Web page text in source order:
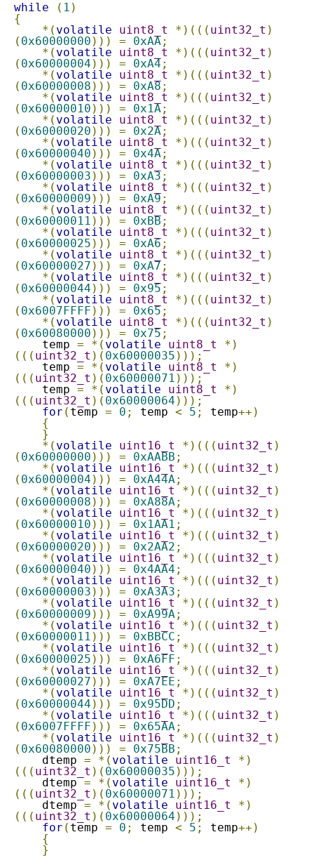
while ( 1 )
{
*( volatile uint8_t *)((( uint32_t )
( 0x60000000 ))) = 0xAA;
*( volatile uint8_t *)((( uint32_t )
( 0x60000004 ))) = 0xA4 ;
*( volatile uint8_t *)((( uint32_t )
( 0x60000008 ))) = 0xA8 ;
*( volatile uint8_t *)((( uint32_t )
( 0x60000010 ))) = 0x1A;
*( volatile uint8_t *)((( uint32_t )
( 0x60000020 ))) = 0x2A;
*( volatile uint8_t *)((( uint32_t )
( 0x60000040 ))) = 0x4A;
*( volatile uint8_t *)((( uint32_t )
( 0x60000003 ))) = 0xA3 ;
*( volatile uint8_t *)((( uint32_t )
( 0x60000009 ))) = 0xA9 ;
*( volatile uint8_t *)((( uint32_t )
( 0x60000011 ))) = 0xBB ;
*( volatile uint8_t *)((( uint32_t )
( 0x60000025 ))) = 0xA6 ;
*( volatile uint8_t *)((( uint32_t )
( 0x60000027 ))) = 0xA7 ;
*( volatile uint8_t *)((( uint32_t )
( 0x60000044 ))) = 0x95 ;
*( volatile uint8_t *)((( uint32_t )
( 0x6007FFFF ))) = 0x65 ;
*( volatile uint8_t *)((( uint32_t )
( 0x60080000 ))) = 0x75 ;
    temp
= *( volatile uint8_t
*)
((( uint32_t )( 0x60000035 )));
    temp
= *( volatile uint8_t
*)
((( uint32_t )( 0x60000071 )));
    temp
= *( volatile uint8_t
*)
((( uint32_t )( 0x60000064 )));
for ( temp = 0 ; temp < 5 ; temp++)
{
}
*( volatile uint16_t *)((( uint32_t )
( 0x60000000 ))) = 0xAABB ;
*( volatile uint16_t *)((( uint32_t )
( 0x60000004 ))) = 0xA44A;
*( volatile uint16_t *)((( uint32_t )
( 0x60000008 ))) = 0xA88A;
*( volatile uint16_t *)((( uint32_t )
( 0x60000010 ))) = 0x1AA1 ;
*( volatile uint16_t *)((( uint32_t )
( 0x60000020 ))) = 0x2AA2 ;
*( volatile uint16_t *)((( uint32_t )
( 0x60000040 ))) = 0x4AA4 ;
*( volatile uint16_t *)((( uint32_t )
( 0x60000003 ))) = 0xA3A3 ;
*( volatile uint16_t *)((( uint32_t )
( 0x60000009 ))) = 0xA99A;
*( volatile uint16_t *)((( uint32_t )
( 0x60000011 ))) = 0xBBCC ;
*( volatile uint16_t *)((( uint32_t )
( 0x60000025 ))) = 0xA6FF ;
*( volatile uint16_t *)((( uint32_t )
( 0x60000027 ))) = 0xA7EE ;
*( volatile uint16_t *)((( uint32_t )
( 0x60000044 ))) = 0x95DD ;
*( volatile uint16_t *)((( uint32_t )
( 0x6007FFFF ))) = 0x65AA;
*( volatile uint16_t *)((( uint32_t )
( 0x60080000 ))) = 0x75BB ;
    dtemp
= *( volatile uint16_t
*)
((( uint32_t )( 0x60000035 )));
    dtemp
= *( volatile uint16_t
*)
((( uint32_t )( 0x60000071 )));
    dtemp
= *( volatile uint16_t
*)
((( uint32_t )( 0x60000064 )));
for ( temp = 0 ; temp < 5 ; temp++)
{
}